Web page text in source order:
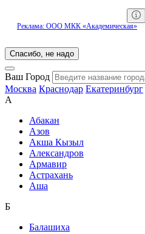
Реклама: ООО МКК «Академическая»
Спасибо, не надо
Ваш Город
Москва Краснодар Екатеринбург
А
Абакан
Азов
Акша Кызыл
Александров
Армавир
Астрахань
Аша
Б
Балашиха